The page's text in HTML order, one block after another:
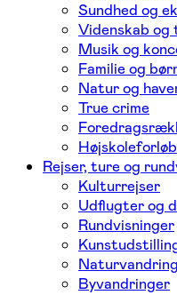
Sundhed og
Videnskab og
Musik og
Familie og
Natur og
True crime
Højskoleforløb
Rejser, ture og
Kulturrejser
Udflugter og
Rundvisninger
Byvandringer